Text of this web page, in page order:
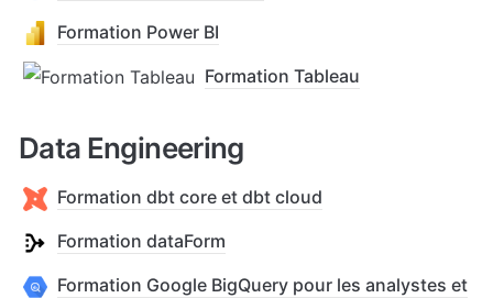
Formation Power BI
Formation Tableau
Data Engineering
Formation dbt core et dbt cloud
Formation dataForm
Formation Google BigQuery pour les analystes et